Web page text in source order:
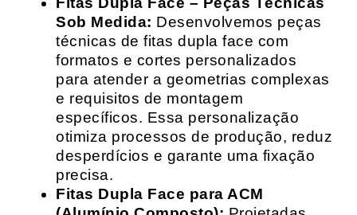
Sob Medida: Desenvolvemos peças
técnicas de fitas dupla face com
formatos e cortes personalizados
para atender a geometrias complexas
e requisitos de montagem
específicos. Essa personalização
otimiza processos de produção, reduz
desperdícios e garante uma fixação
precisa.
Fitas Dupla Face para ACM